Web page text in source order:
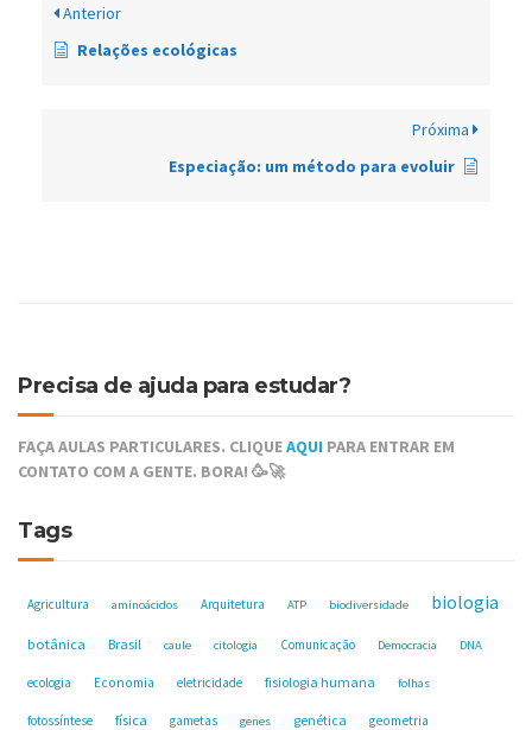
Anterior
Relações ecológicas
Próxima
Especiação: um método para evoluir
Precisa de ajuda para estudar?
FAÇA AULAS PARTICULARES. CLIQUEAQUI PARA ENTRAR EM
CONTATO COM A GENTE. BORA! 🥳🚀
Tags
Agricultura aminoácidos Arquitetura ATP biodiversidade biologia
botânica Brasil caule citologia Comunicação Democracia DNA
ecologia Economia eletricidade fisiologia humana folhas
fotossíntese física gametas genes genética geometria